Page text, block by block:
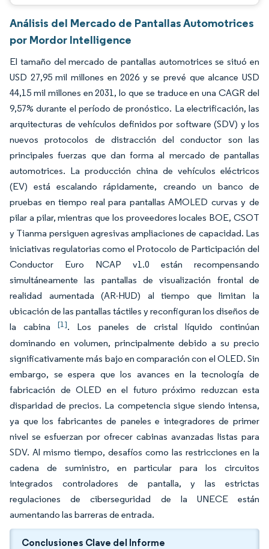
Análisis del Mercado de Pantallas Automotrices
por Mordor Intelligence
El tamaño del mercado de pantallas automotrices se situó en
USD 27,95 mil millones en 2026 y se prevé que alcance USD
44,15 mil millones en 2031, lo que se traduce en una CAGR del
9,57% durante el período de pronóstico. La electrificación, las
arquitecturas de vehículos definidos por software (SDV) y los
nuevos protocolos de distracción del conductor son las
principales fuerzas que dan forma al mercado de pantallas
automotrices. La producción china de vehículos eléctricos
(EV) está escalando rápidamente, creando un banco de
pruebas en tiempo real para pantallas AMOLED curvas y de
pilar a pilar, mientras que los proveedores locales BOE, CSOT
y Tianma persiguen agresivas ampliaciones de capacidad. Las
iniciativas regulatorias como el Protocolo de Participación del
Conductor Euro NCAP v1.0 están recompensando
simultáneamente las pantallas de visualización frontal de
realidad aumentada (AR-HUD) al tiempo que limitan la
ubicación de las pantallas táctiles y reconfiguran los diseños de
la cabina [1]. Los paneles de cristal líquido continúan
dominando en volumen, principalmente debido a su precio
significativamente más bajo en comparación con el OLED. Sin
embargo, se espera que los avances en la tecnología de
fabricación de OLED en el futuro próximo reduzcan esta
disparidad de precios. La competencia sigue siendo intensa,
ya que los fabricantes de paneles e integradores de primer
nivel se esfuerzan por ofrecer cabinas avanzadas listas para
SDV. Al mismo tiempo, desafíos como las restricciones en la
cadena de suministro, en particular para los circuitos
integrados controladores de pantalla, y las estrictas
regulaciones de ciberseguridad de la UNECE están
aumentando las barreras de entrada.
Conclusiones Clave del Informe